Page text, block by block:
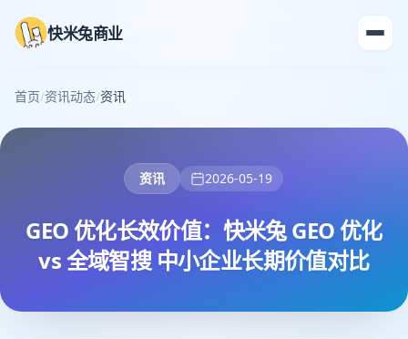
快米兔商业
首页/资讯动态/资讯
资讯 2026-05-19
GEO 优化长效价值：快米兔 GEO 优化
vs 全域智搜 中小企业长期价值对比